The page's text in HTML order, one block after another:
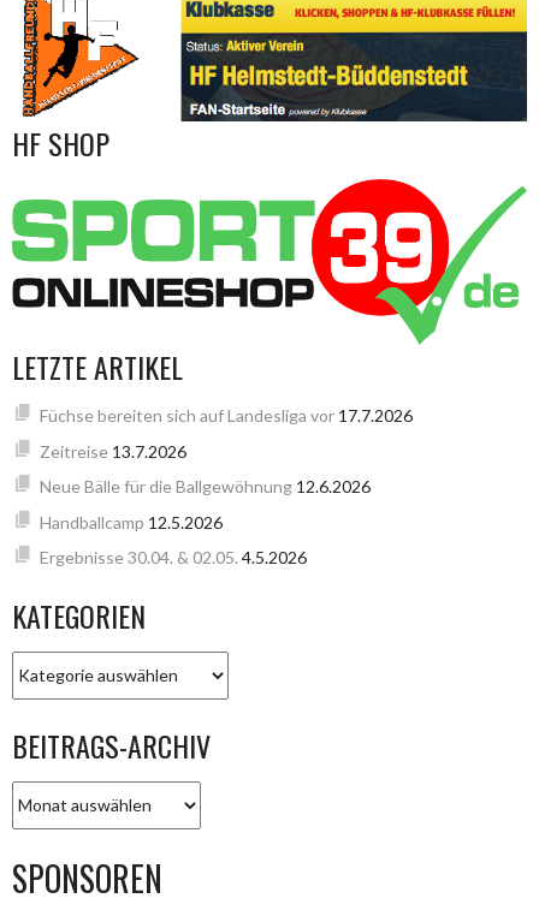
HF SHOP
LETZTE ARTIKEL
Füchse bereiten sich auf Landesliga vor 17.7.2026
Zeitreise 13.7.2026
Neue Bälle für die Ballgewöhnung 12.6.2026
Handballcamp 12.5.2026
Ergebnisse 30.04. & 02.05. 4.5.2026
KATEGORIEN
BEITRAGS-ARCHIV
ARCHIV
SPONSOREN